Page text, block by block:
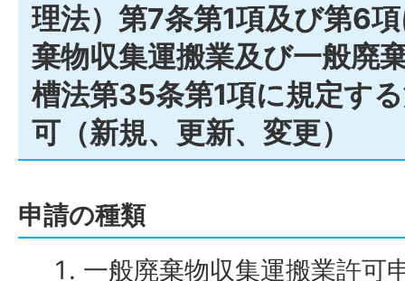
理法）第7条第1項及び第6
棄物収集運搬業及び一般廃
槽法第35条第1項に規定す
可（新規、更新、変更）
申請の種類
一般廃棄物収集運搬業許可